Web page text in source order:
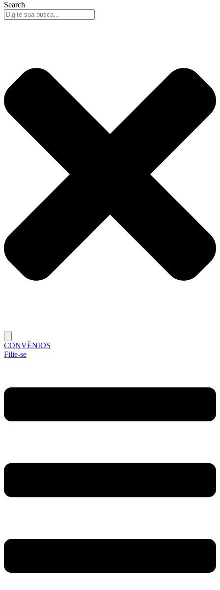
Search
CONVÊNIOS
Filie-se